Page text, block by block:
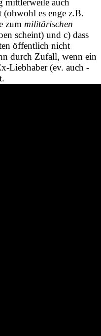
mittlerweile auch
(obwohl es enge z.B.
zum militärischen
scheint) und c) dass
öffentlich nicht
durch Zufall, wenn ein
Liebhaber (ev. auch -